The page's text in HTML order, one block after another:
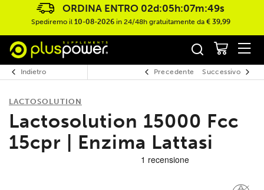
ORDINA ENTRO 02d:05h:07m:49s
Spediremo il 10-08-2026in 24/48h gratuitamente da € 39,99
Indietro Precedente Successivo
LACTOSOLUTION
Lactosolution 15000 Fcc
15cpr | Enzima Lattasi